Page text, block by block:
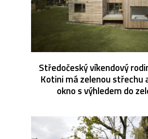
Středočeský víkendový
Kotini má zelenou střechu
okno s výhledem do